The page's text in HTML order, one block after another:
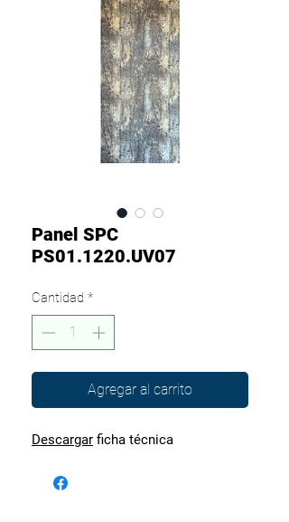
Panel SPC
PS01.1220.UV07
Cantidad *
Agregar al carrito
Descargar ficha técnica